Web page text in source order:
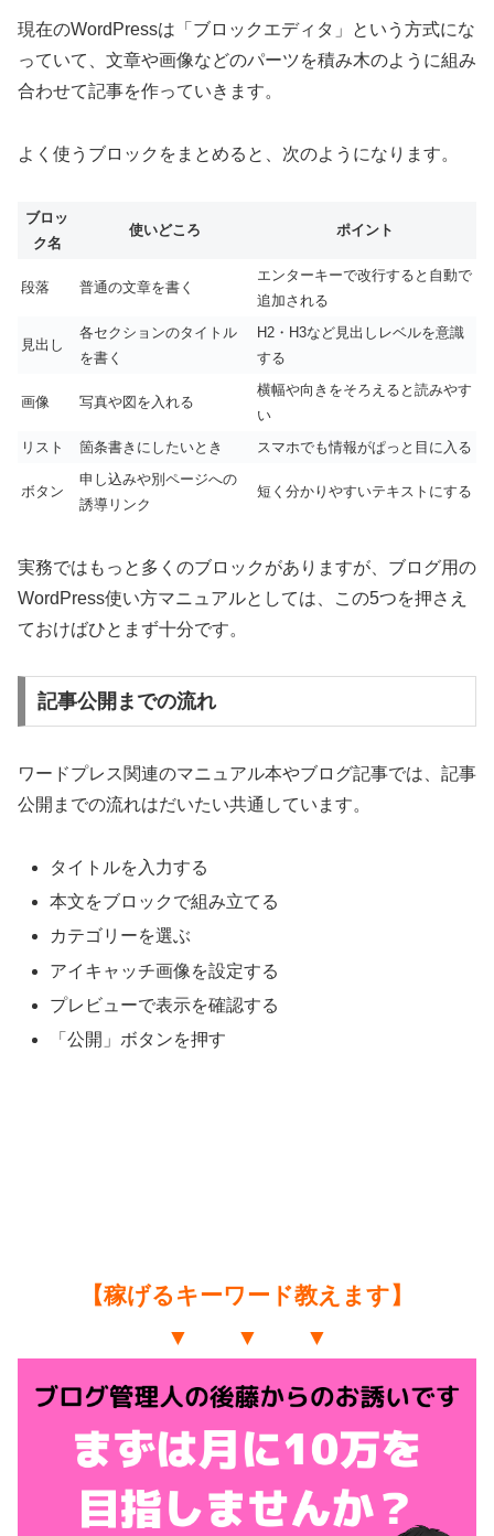
現在のWordPressは「ブロックエディタ」という方式にな
っていて、文章や画像などのパーツを積み木のように組み
合わせて記事を作っていきます。
よく使うブロックをまとめると、次のようになります。
ブロッ
ク名
使いどころ ポイント
段落 普通の文章を書く
エンターキーで改行すると自動で
追加される
見出し
各セクションのタイトル
を書く
H2・H3など見出しレベルを意識
する
画像 写真や図を入れる
横幅や向きをそろえると読みやす
い
リスト
箇条書きにしたいとき スマホでも情報がぱっと目に入る
ボタン
申し込みや別ページへの
誘導リンク
短く分かりやすいテキストにする
実務ではもっと多くのブロックがありますが、ブログ用の
WordPress使い方マニュアルとしては、この5つを押さえ
ておけばひとまず十分です。
記事公開までの流れ
ワードプレス関連のマニュアル本やブログ記事では、記事
公開までの流れはだいたい共通しています。
タイトルを入力する
本文をブロックで組み立てる
カテゴリーを選ぶ
アイキャッチ画像を設定する
プレビューで表示を確認する
「公開」ボタンを押す
【稼げるキーワード教えます】
▼ ▼ ▼